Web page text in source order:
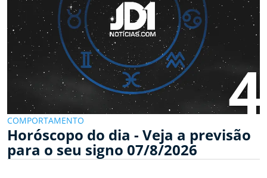
4
COMPORTAMENTO
Horóscopo do dia - Veja a previsão
para o seu signo 07/8/2026